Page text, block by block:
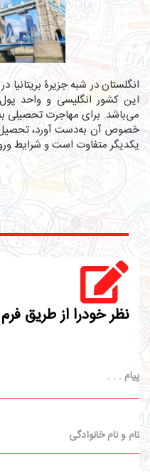
انگلستان در شبه جزیرۀ
این کشور انگلیسی و واحد
می‌باشد. برای مهاجرت تحصیلی
خصوص آن به‌دست آورد، تحصیل
یکدیگر متفاوت است و شرایط
نظر خودرا از طریق